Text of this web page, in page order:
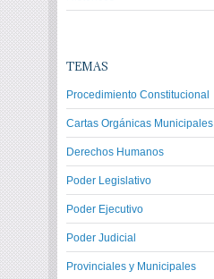
TEMAS
Procedimiento Constitucional
Cartas Orgánicas Municipales
Derechos Humanos
Poder Legislativo
Poder Ejecutivo
Poder Judicial
Provinciales y Municipales